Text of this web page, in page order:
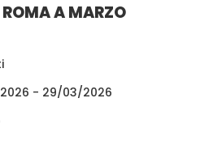
A MARZO
- 29/03/2026